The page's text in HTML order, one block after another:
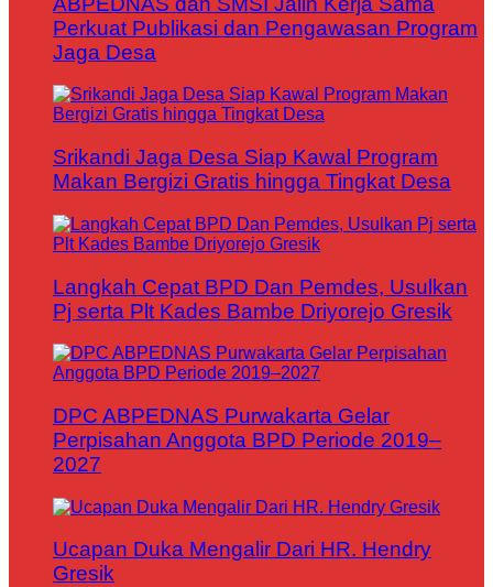
Perkuat Publikasi dan Pengawasan Program
Jaga Desa
Srikandi Jaga Desa Siap Kawal Program
Makan Bergizi Gratis hingga Tingkat Desa
Langkah Cepat BPD Dan Pemdes, Usulkan
Pj serta Plt Kades Bambe Driyorejo Gresik
DPC ABPEDNAS Purwakarta Gelar
Perpisahan Anggota BPD Periode 2019–
2027
Ucapan Duka Mengalir Dari HR. Hendry
Gresik